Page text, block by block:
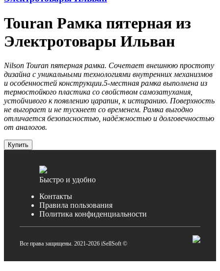
Touran Рамка пятерная из
Электротовары Ильван
Nilson Touran пятерная рамка. Cочетает внешнюю простоту
дизайна с уникальными технологиями внутренних механизмов
и особенностей конструкции.5-местная рамка выполнена из
термостойкого пластика со свойством самозатухания,
устойчивого к появлению царапин, к истиранию. Поверхность
не выгорает и не тускнеет со временем. Рамка выгодно
отличается безопасностью, надёжностью и долговечностью
от аналогов.
Купить
Быстро и удобно
Контакты
Правила пользования
Политика конфиденциальности
Все права защищены. 2021-2026 iSellSoft ©